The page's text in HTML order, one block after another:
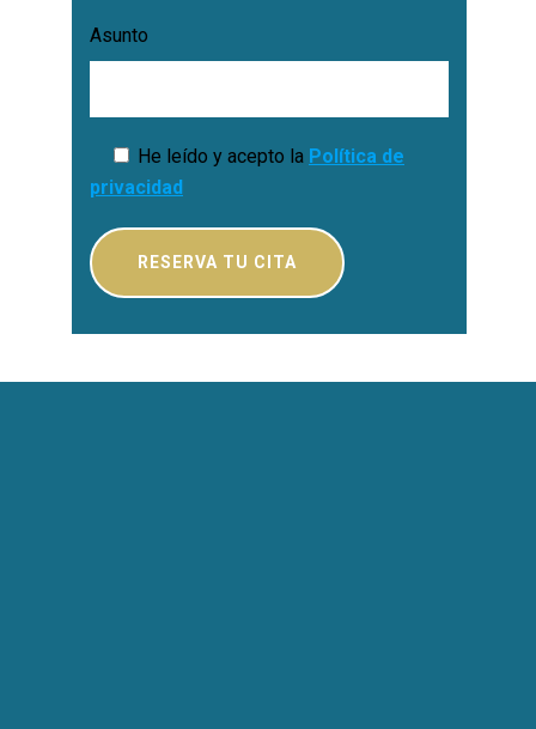
Asunto
He leído y acepto la Política de
privacidad